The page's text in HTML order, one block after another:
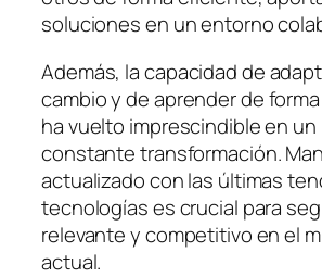
soluciones en un entorno
Además, la capacidad de
cambio y de aprender de
ha vuelto imprescindible en
constante transformación.
actualizado con las últimas
tecnologías es crucial para
relevante y competitivo en el
actual.